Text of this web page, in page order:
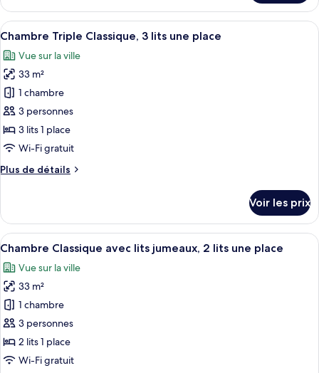
très
grand
lit
le
type
de
Chambre
Classique,
très
grand
lit
Afficher
toutes
les
photos
pour
ce
type
de
chambre :
Chambre
3
lits
une
place
Une chambre d’hôtel avec trois lits,
7
Chambre Triple Classique, 3 lits une place
Vue sur la ville
33 m²
1 chambre
3 personnes
3 lits 1 place
Wi-Fi gratuit
Plus de détails
Plus
le
type
de
Chambre
Triple
Classique,
3
lits
une
place
Voir les prix
Afficher
toutes
les
photos
pour
ce
type
de
Une chambre d’hôtel avec deux
8
Chambre Classique avec lits jumeaux, 2 lits une place
Vue sur la ville
33 m²
1 chambre
3 personnes
2 lits 1 place
Wi-Fi gratuit